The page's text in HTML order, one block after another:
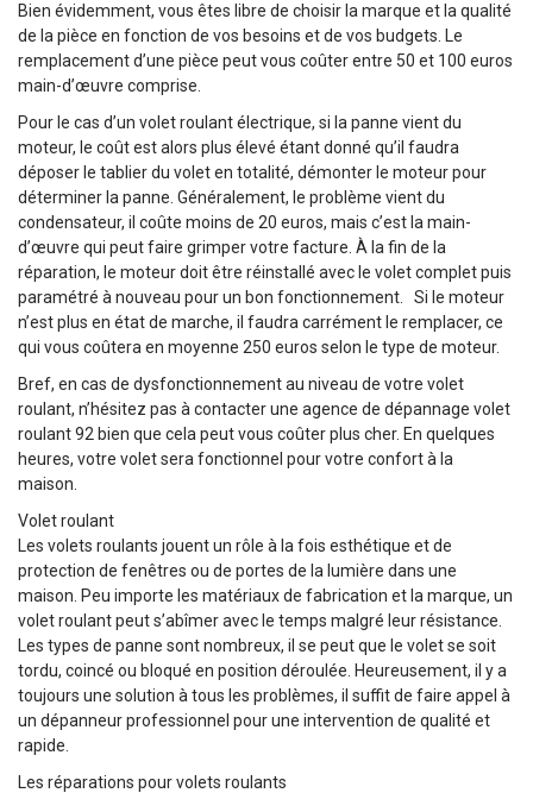
Bien évidemment, vous êtes libre de choisir la marque et la qualité
de la pièce en fonction de vos besoins et de vos budgets. Le
remplacement d’une pièce peut vous coûter entre 50 et 100 euros
main-d’œuvre comprise.
Pour le cas d’un volet roulant électrique, si la panne vient du
moteur, le coût est alors plus élevé étant donné qu’il faudra
déposer le tablier du volet en totalité, démonter le moteur pour
déterminer la panne. Généralement, le problème vient du
condensateur, il coûte moins de 20 euros, mais c’est la main-
d’œuvre qui peut faire grimper votre facture. À la fin de la
réparation, le moteur doit être réinstallé avec le volet complet puis
paramétré à nouveau pour un bon fonctionnement. Si le moteur
n’est plus en état de marche, il faudra carrément le remplacer, ce
qui vous coûtera en moyenne 250 euros selon le type de moteur.
Bref, en cas de dysfonctionnement au niveau de votre volet
roulant, n’hésitez pas à contacter une agence de dépannage volet
roulant 92 bien que cela peut vous coûter plus cher. En quelques
heures, votre volet sera fonctionnel pour votre confort à la
maison.
Volet roulant
Les volets roulants jouent un rôle à la fois esthétique et de
protection de fenêtres ou de portes de la lumière dans une
maison. Peu importe les matériaux de fabrication et la marque, un
volet roulant peut s’abîmer avec le temps malgré leur résistance.
Les types de panne sont nombreux, il se peut que le volet se soit
tordu, coincé ou bloqué en position déroulée. Heureusement, il y a
toujours une solution à tous les problèmes, il suffit de faire appel à
un dépanneur professionnel pour une intervention de qualité et
rapide.
Les réparations pour volets roulants